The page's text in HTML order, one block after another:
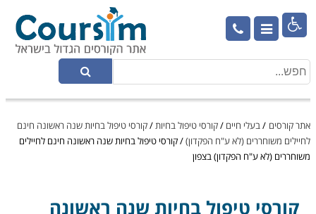

אתר קורסים /בעלי חיים /קורסי טיפול בחיות/קורסי טיפול בחיות שנה ראשונה חינם
לחיילים משוחררים (לא ע"ח הפקדון)/קורסי טיפול בחיות שנה ראשונה חינם לחיילים
משוחררים (לא ע"ח הפקדון) בצפון
קורסי טיפול בחיותשנה ראשונה